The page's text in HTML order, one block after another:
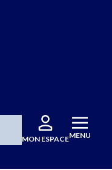
MON ESPACEMENU